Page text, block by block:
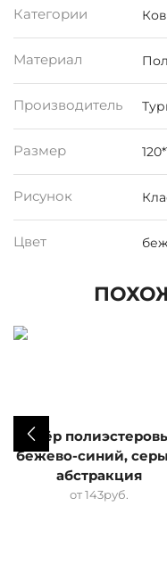
Категории
Материал
Производитель
Размер
Рисунок
Цвет
Ковёр
бежево-синий,
абстракция
от143руб.